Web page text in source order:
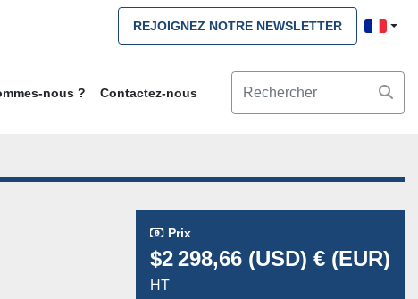
REJOIGNEZ NOTRE NEWSLETTER
nous ? Contactez-nous
Prix
$2 298,66 (USD) € (EUR)
HT